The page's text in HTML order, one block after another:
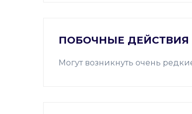
ПОБОЧНЫЕ ДЕЙСТВИЯ
Могут возникнуть очень